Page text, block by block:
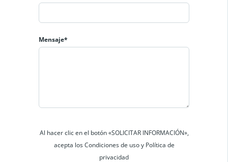
Mensaje*
Al hacer clic en el botón «SOLICITAR INFORMACIÓN»,
acepta los Condiciones de uso y Política de
privacidad